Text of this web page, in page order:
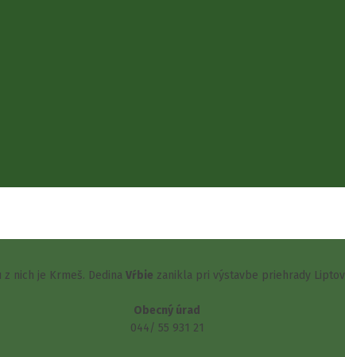
z nich je Krmeš. Dedina Vŕbie zanikla pri výstavbe priehrady
Obecný úrad
044/ 55 931 21